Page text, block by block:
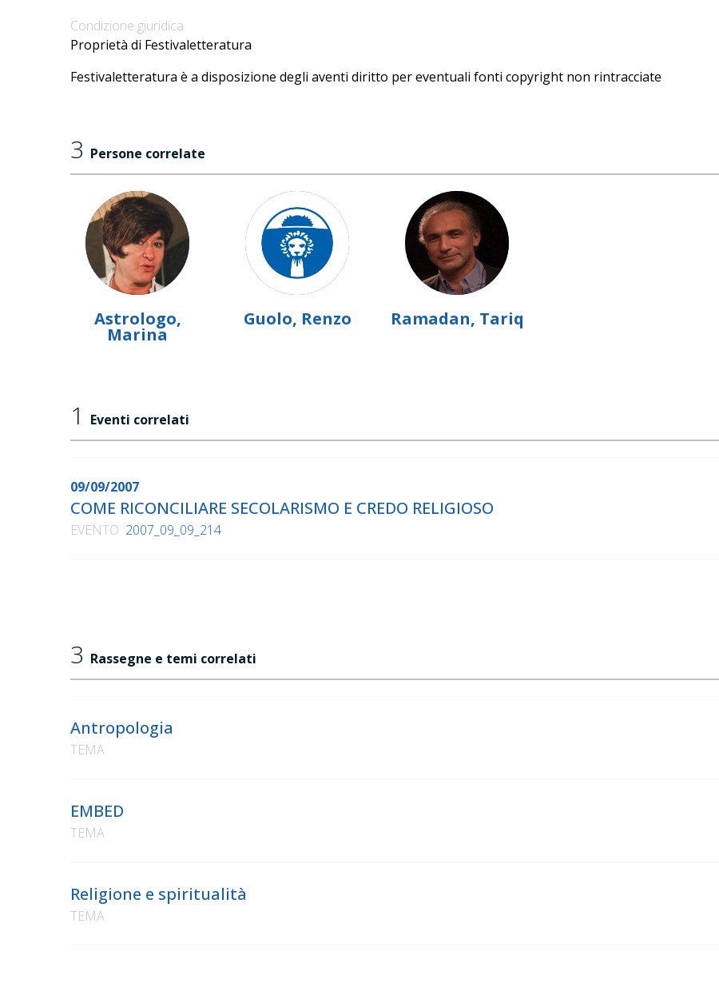
Condizione giuridica
Proprietà di Festivaletteratura
Festivaletteratura è a disposizione degli aventi diritto per eventuali fonti copyright non rintracciate
3 Persone correlate
Astrologo,
Marina
Guolo, Renzo Ramadan, Tariq
1 Eventi correlati
09/09/2007
COME RICONCILIARE SECOLARISMO E CREDO RELIGIOSO
EVENTO 2007_09_09_214
3 Rassegne e temi correlati
Antropologia
TEMA
EMBED
TEMA
Religione e spiritualità
TEMA